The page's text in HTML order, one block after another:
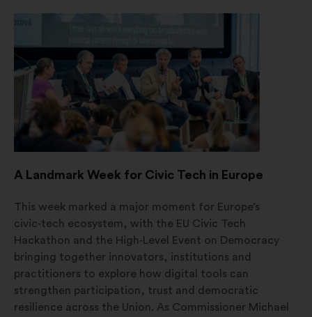
A Landmark Week for Civic Tech in Europe
This week marked a major moment for Europe’s
civic‑tech ecosystem, with the EU Civic Tech
Hackathon and the High‑Level Event on Democracy
bringing together innovators, institutions and
practitioners to explore how digital tools can
strengthen participation, trust and democratic
resilience across the Union. As Commissioner Michael